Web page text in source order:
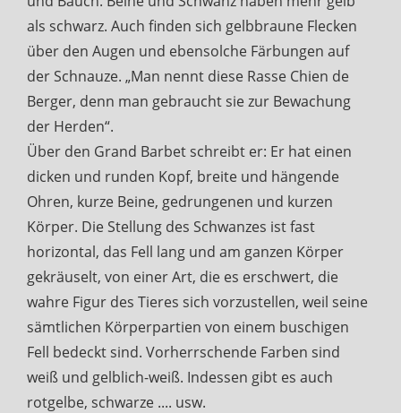
als schwarz. Auch finden sich gelbbraune Flecken
über den Augen und ebensolche Färbungen auf
der Schnauze. „Man nennt diese Rasse Chien de
Berger, denn man gebraucht sie zur Bewachung
der Herden“.
Über den Grand Barbet schreibt er: Er hat einen
dicken und runden Kopf, breite und hängende
Ohren, kurze Beine, gedrungenen und kurzen
Körper. Die Stellung des Schwanzes ist fast
horizontal, das Fell lang und am ganzen Körper
gekräuselt, von einer Art, die es erschwert, die
wahre Figur des Tieres sich vorzustellen, weil seine
sämtlichen Körperpartien von einem buschigen
Fell bedeckt sind. Vorherrschende Farben sind
weiß und gelblich-weiß. Indessen gibt es auch
rotgelbe, schwarze .... usw.